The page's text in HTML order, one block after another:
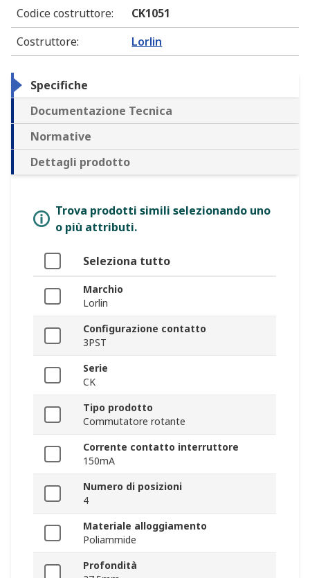
Codice costruttore:
CK1051
Costruttore: Lorlin
Specifiche
Documentazione Tecnica
Normative
Dettagli prodotto
Trova prodotti simili selezionando uno
o più attributi.
Seleziona tutto
Marchio
Lorlin
Configurazione contatto
3PST
Serie
CK
Tipo prodotto
Commutatore rotante
Corrente contatto interruttore
150mA
Numero di posizioni
4
Materiale alloggiamento
Poliammide
Profondità